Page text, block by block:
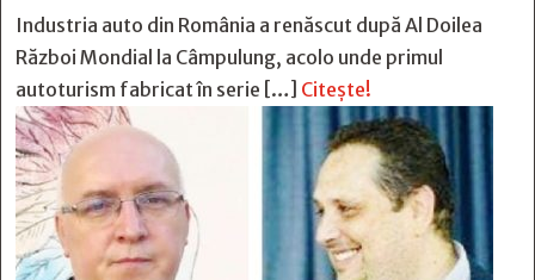
Industria auto din România a renăscut după Al Doilea
Război Mondial la Câmpulung, acolo unde primul
autoturism fabricat în serie […] Citește!